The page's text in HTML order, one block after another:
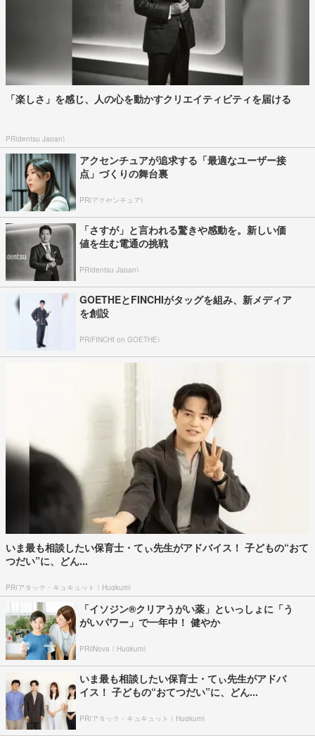
「楽しさ」を感じ、人の心を動かすクリエイティビティを届ける
PR(dentsu Japan)
アクセンチュアが追求する「最適なユーザー接
点」づくりの舞台裏
PR(アクセンチュア)
「さすが」と言われる驚きや感動を。新しい価
値を生む電通の挑戦
PR(dentsu Japan)
GOETHEとFINCHIがタッグを組み、新メディア
を創設
PR(FINCHI on GOETHE)
いま最も相談したい保育士・てぃ先生がアドバイス！ 子どもの“おて
つだい”に、どん...
PR(アタック・キュキュット｜Hugkum)
「イソジン®クリアうがい薬」といっしょに「う
がいパワー」で一年中！ 健やか
PR(iNova｜Hugkum)
いま最も相談したい保育士・てぃ先生がアドバ
イス！ 子どもの“おてつだい”に、どん...
PR(アタック・キュキュット｜Hugkum)